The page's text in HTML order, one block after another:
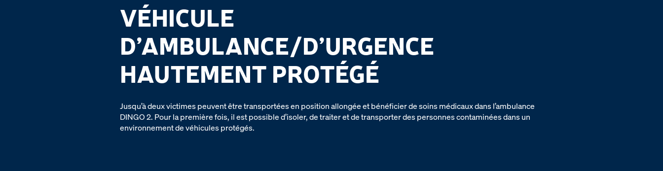
VÉHICULE
D’AMBULANCE/D’URGENCE
HAUTEMENT PROTÉGÉ
Jusqu’à deux victimes peuvent être transportées en position allongée et bénéficier de soins médicaux dans l’ambulance
DINGO 2. Pour la première fois, il est possible d’isoler, de traiter et de transporter des personnes contaminées dans un
environnement de véhicules protégés.